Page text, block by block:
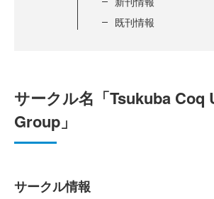
既刊情報
サークル名「Tsukuba Coq
Group」
サークル情報